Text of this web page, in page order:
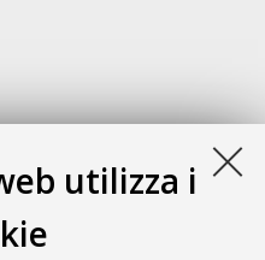
utilizza i
fouling process for